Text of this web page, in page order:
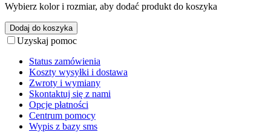
Wybierz kolor i rozmiar, aby dodać produkt do koszyka
Dodaj do koszyka
Uzyskaj pomoc
Status zamówienia
Koszty wysyłki i dostawa
Zwroty i wymiany
Skontaktuj się z nami
Opcje płatności
Centrum pomocy
Wypis z bazy sms